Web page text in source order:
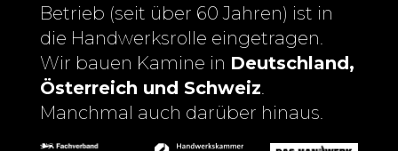
Betrieb (seit über 60 Jahren) ist in
die Handwerksrolle eingetragen.
Wir bauen Kamine in Deutschland,
Österreich und Schweiz
Manchmal auch darüber hinaus.